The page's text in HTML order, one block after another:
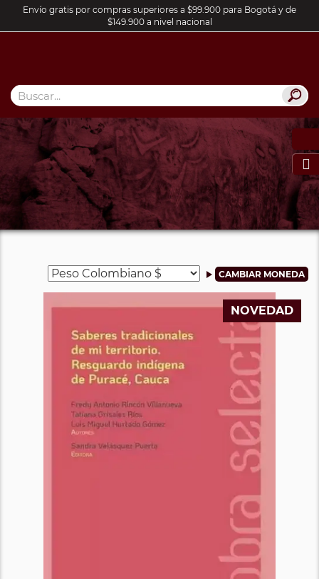
Envío gratis por compras superiores a $99.900 para Bogotá y de
$149.900 a nivel nacional

NOVEDAD